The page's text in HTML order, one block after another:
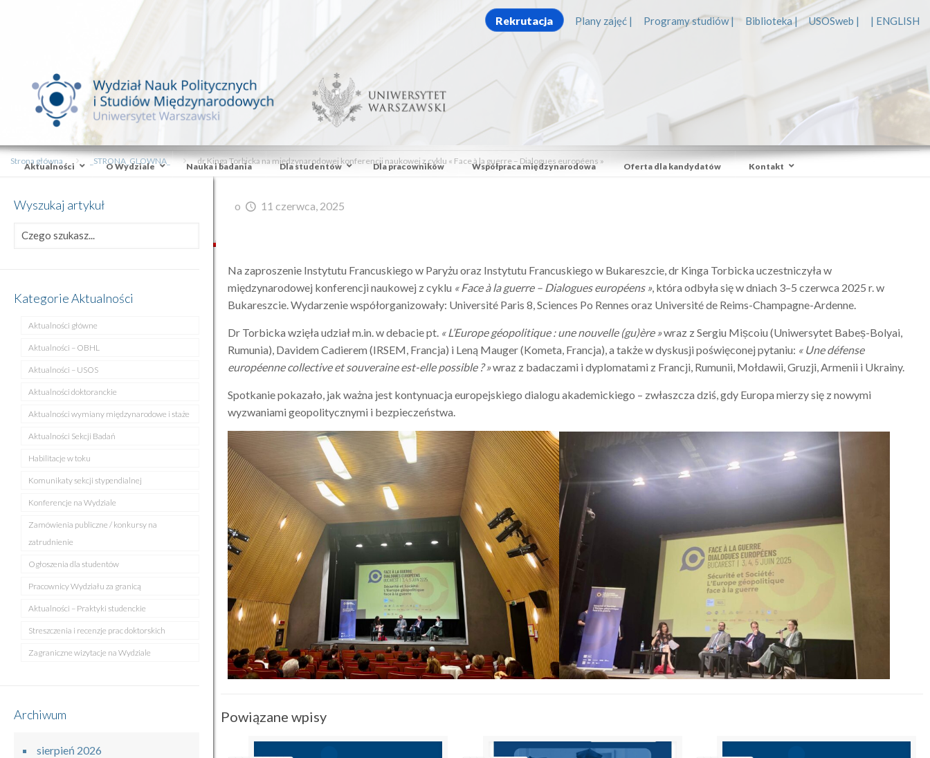
Rekrutacja Plany zajęć | Programy studiów | Biblioteka | USOSweb | | ENGLISH
Aktualności O Wydziale Nauka i badania Dla studentów Dla pracowników Współpraca międzynarodowa Oferta dla kandydatów Kontakt
Strona główna _STRONA_GLOWNA_ dr Kinga Torbicka na międzynarodowej konferencji naukowej z cyklu « Face à la guerre – Dialogues européens »
o 11 czerwca, 2025
Na zaproszenie Instytutu Francuskiego w Paryżu oraz Instytutu Francuskiego w Bukareszcie, dr Kinga Torbicka uczestniczyła w
międzynarodowej konferencji naukowej z cyklu « Face à la guerre – Dialogues européens », która odbyła się w dniach 3–5 czerwca 2025 r. w
Bukareszcie. Wydarzenie współorganizowały: Université Paris 8, Sciences Po Rennes oraz Université de Reims-Champagne-Ardenne.
Dr Torbicka wzięła udział m.in. w debacie pt. « L’Europe géopolitique : une nouvelle (gu)ère »wraz z Sergiu Mișcoiu (Uniwersytet Babeș-Bolyai,
Rumunia), Davidem Cadierem (IRSEM, Francja) i Leną Mauger (Kometa, Francja), a także w dyskusji poświęconej pytaniu: « Une défense
européenne collective et souveraine est-elle possible ? »wraz z badaczami i dyplomatami z Francji, Rumunii, Mołdawii, Gruzji, Armenii i Ukrainy.
Spotkanie pokazało, jak ważna jest kontynuacja europejskiego dialogu akademickiego – zwłaszcza dziś, gdy Europa mierzy się z nowymi
wyzwaniami geopolitycznymi i bezpieczeństwa.
Powiązane wpisy
Wyszukaj artykuł
Kategorie Aktualności
Aktualności główne
Aktualności – OBHL
Aktualności – USOS
Aktualności doktoranckie
Aktualności wymiany międzynarodowe i staże
Aktualności Sekcji Badań
Habilitacje w toku
Komunikaty sekcji stypendialnej
Konferencje na Wydziale
Zamówienia publiczne / konkursy na
zatrudnienie
Ogłoszenia dla studentów
Pracownicy Wydziału za granicą
Aktualności – Praktyki studenckie
Streszczenia i recenzje prac doktorskich
Zagraniczne wizytacje na Wydziale
Archiwum
sierpień 2026